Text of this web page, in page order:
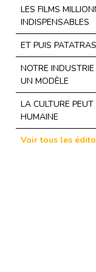
LES FILMS
INDISPENSABLES
ET PUIS PATATRAS
NOTRE
UN MODÈLE
LA CULTURE PEUT
HUMAINE
Voir tous les